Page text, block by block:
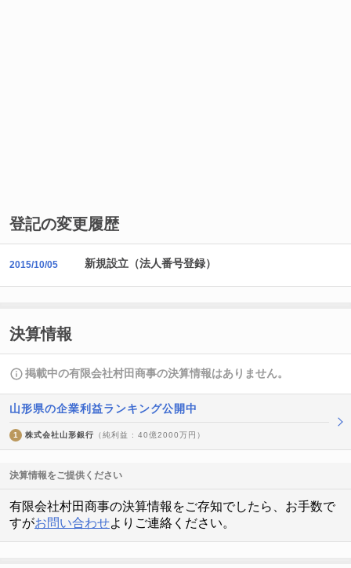
登記の変更履歴
2015/10/05 新規設立（法人番号登録）
決算情報
掲載中の有限会社村田商事の決算情報はありません。
山形県の企業利益ランキング公開中
1 株式会社山形銀行 （純利益 : 40億2000万円）
決算情報をご提供ください
有限会社村田商事の決算情報をご存知でしたら、お手数で
すがお問い合わせよりご連絡ください。